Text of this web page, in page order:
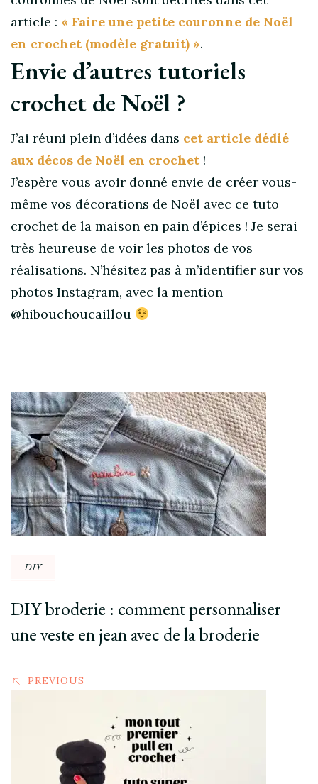
article : « Faire une petite couronne de Noël
en crochet (modèle gratuit) ».
Envie d’autres tutoriels
crochet de Noël ?
J’ai réuni plein d’idées dans cet article dédié
aux décos de Noël en crochet !
J’espère vous avoir donné envie de créer vous-
même vos décorations de Noël avec ce tuto
crochet de la maison en pain d’épices ! Je serai
très heureuse de voir les photos de vos
réalisations. N’hésitez pas à m’identifier sur vos
photos Instagram, avec la mention
@hibouchoucaillou
Post
Navigation
DIY
DIY broderie : comment personnaliser
une veste en jean avec de la broderie
PREVIOUS